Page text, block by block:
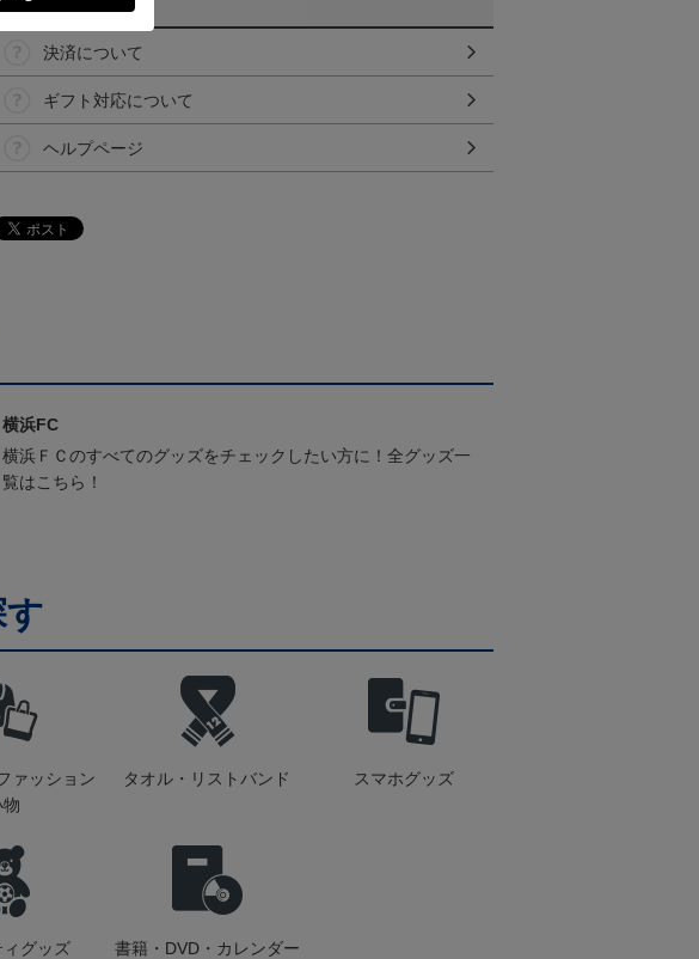
その他
決済について
ギフト対応について
ヘルプページ
横浜FC
横浜ＦＣのすべてのグッズをチェックしたい方に！全グッズ一
覧はこちら！
ァッション
タオル・リストバンド スマホグッズ
グッズ 書籍・DVD・カレンダー